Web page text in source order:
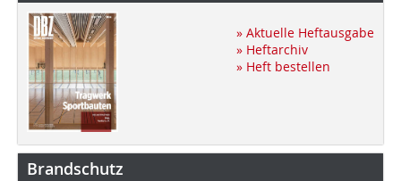
» Aktuelle Heftausgabe
» Heftarchiv
» Heft bestellen
Brandschutz